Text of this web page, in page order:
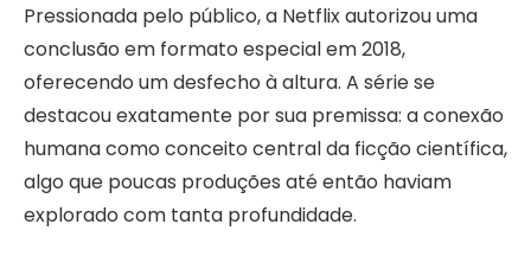
Pressionada pelo público, a Netflix autorizou uma
conclusão em formato especial em 2018,
oferecendo um desfecho à altura. A série se
destacou exatamente por sua premissa: a conexão
humana como conceito central da ficção científica,
algo que poucas produções até então haviam
explorado com tanta profundidade.